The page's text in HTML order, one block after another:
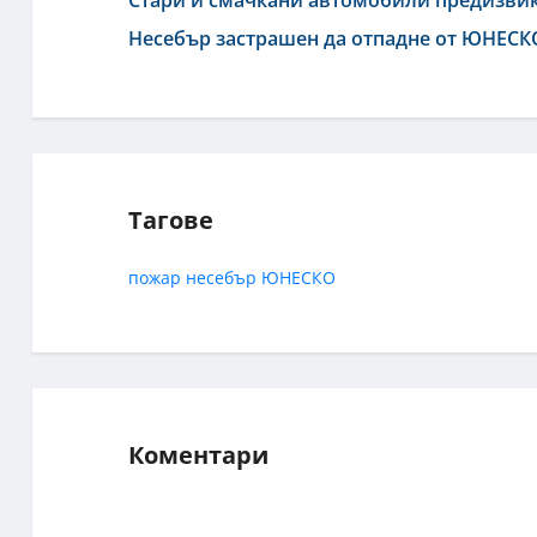
Несебър застрашен да отпадне от
Тагове
пожар несебър ЮНЕСКО
Коментари